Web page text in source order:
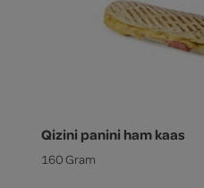
Qizini panini ham kaas
160 Gram